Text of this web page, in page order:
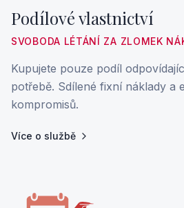
Podílové vlastnictví
SVOBODA LÉTÁNÍ ZA ZLOMEK
Kupujete pouze podíl
potřebě. Sdílené fixní náklady a
kompromisů.
Více o službě